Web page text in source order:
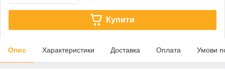
Купити
Опис Характеристики Доставка Оплата Умови